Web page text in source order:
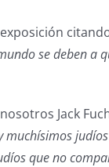
se deben
Jack
que no